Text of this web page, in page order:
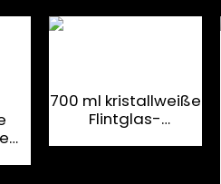
700 ml kristallweiße
Flintglas-